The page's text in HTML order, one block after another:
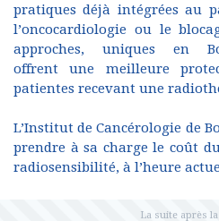
pratiques déjà intégrées au
l’oncocardiologie ou le
approches, uniques en
offrent une meilleure
patientes recevant une
L’Institut de Cancérologie de
prendre à sa charge le coût
radiosensibilité, à l’heure